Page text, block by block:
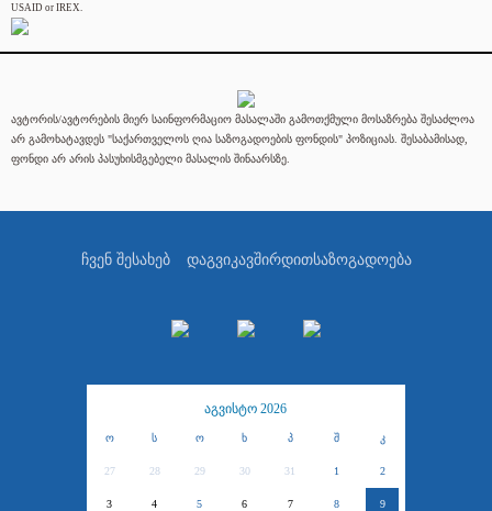
USAID or IREX.
ავტორის/ავტორების მიერ საინფორმაციო მასალაში გამოთქმული მოსაზრება შესაძლოა
არ გამოხატავდეს "საქართველოს ღია საზოგადოების ფონდის" პოზიციას. შესაბამისად,
ფონდი არ არის პასუხისმგებელი მასალის შინაარსზე.
ჩვენ შესახებ დაგვიკავშირდითსაზოგადოება
აგვისტო 2026
ო ს ო ხ პ შ კ
27 28 29 30 31 1 2
3 4 5 6 7 8 9